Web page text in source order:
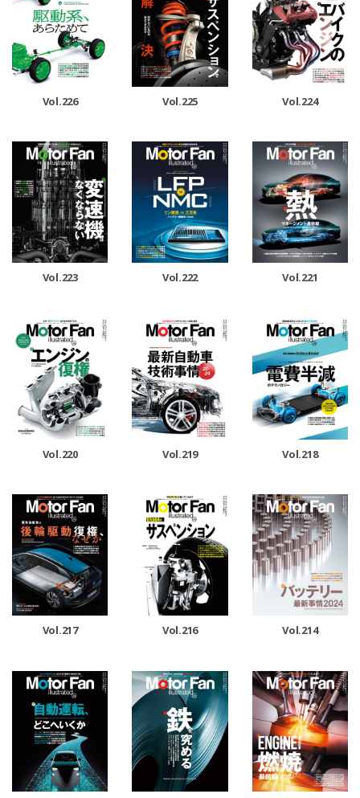
Vol.226 Vol.225 Vol.224
Vol.223 Vol.222 Vol.221
Vol.220 Vol.219 Vol.218
Vol.217 Vol.216 Vol.214